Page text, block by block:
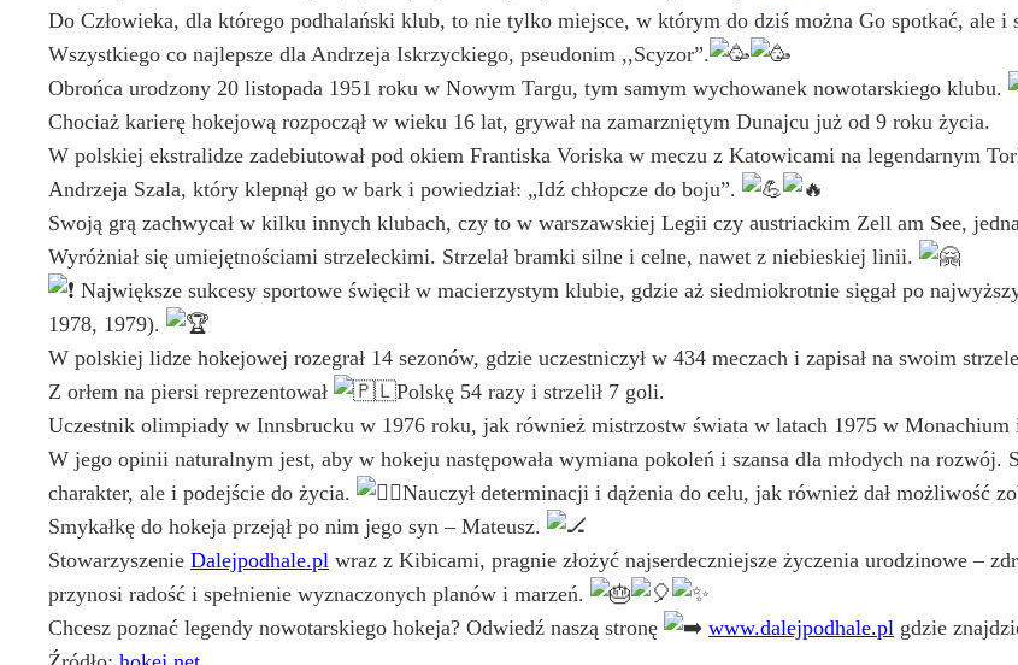
Do Człowieka, dla którego podhalański klub, to nie tylko miejsce, w którym do dziś można Go spotkać, ale i
Wszystkiego co najlepsze dla Andrzeja Iskrzyckiego, pseudonim ,,Scyzor”.
Obrońca urodzony 20 listopada 1951 roku w Nowym Targu, tym samym wychowanek nowotarskiego klubu.
Chociaż karierę hokejową rozpoczął w wieku 16 lat, grywał na zamarzniętym Dunajcu już od 9 roku życia.
W polskiej ekstralidze zadebiutował pod okiem Frantiska Voriska w meczu z Katowicami na legendarnym
Andrzeja Szala, który klepnął go w bark i powiedział: „Idź chłopcze do boju”.
Swoją grą zachwycał w kilku innych klubach, czy to w warszawskiej Legii czy austriackim Zell am See,
Wyróżniał się umiejętnościami strzeleckimi. Strzelał bramki silne i celne, nawet z niebieskiej linii.
Największe sukcesy sportowe święcił w macierzystym klubie, gdzie aż siedmiokrotnie sięgał po
1978, 1979).
W polskiej lidze hokejowej rozegrał 14 sezonów, gdzie uczestniczył w 434 meczach i zapisał na swoim
Z orłem na piersi reprezentował
Polskę 54 razy i strzelił 7 goli.
Uczestnik olimpiady w Innsbrucku w 1976 roku, jak również mistrzostw świata w latach 1975 w
W jego opinii naturalnym jest, aby w hokeju następowała wymiana pokoleń i szansa dla młodych na rozwój.
charakter, ale i podejście do życia.
Nauczył determinacji i dążenia do celu, jak również dał możliwość
Smykałkę do hokeja przejął po nim jego syn – Mateusz.
Stowarzyszenie Dalejpodhale.pl wraz z Kibicami, pragnie złożyć najserdeczniejsze życzenia urodzinowe –
przynosi radość i spełnienie wyznaczonych planów i marzeń.
Chcesz poznać legendy nowotarskiego hokeja? Odwiedź naszą stronę
www.dalejpodhale.pl gdzie